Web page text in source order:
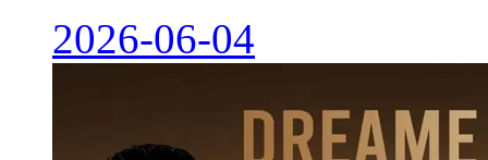
2026-06-04